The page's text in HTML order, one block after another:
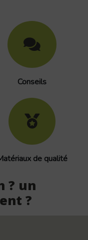
Conseils
de qualité
? un
?